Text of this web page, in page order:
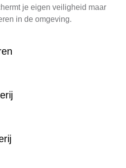
je eigen veiligheid maar
in de omgeving.